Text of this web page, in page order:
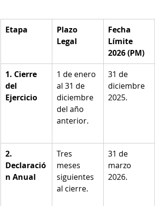
Etapa
Plazo
Legal
Fecha
Límite
2026 (PM)
1. Cierre
del
Ejercicio
1 de enero
al 31 de
diciembre
del año
anterior.
31 de
diciembre
2025.
2.
Declaració
n Anual
Tres
meses
siguientes
al cierre.
31 de
marzo
2026.